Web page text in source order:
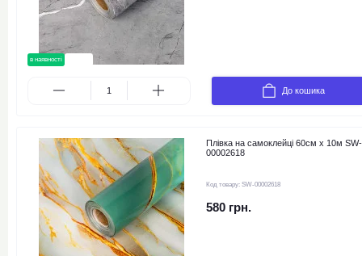
в наявності
До кошика
Плівка на самоклейці 60см х 10м SW-
00002618
Код товару: SW-00002618
580 грн.